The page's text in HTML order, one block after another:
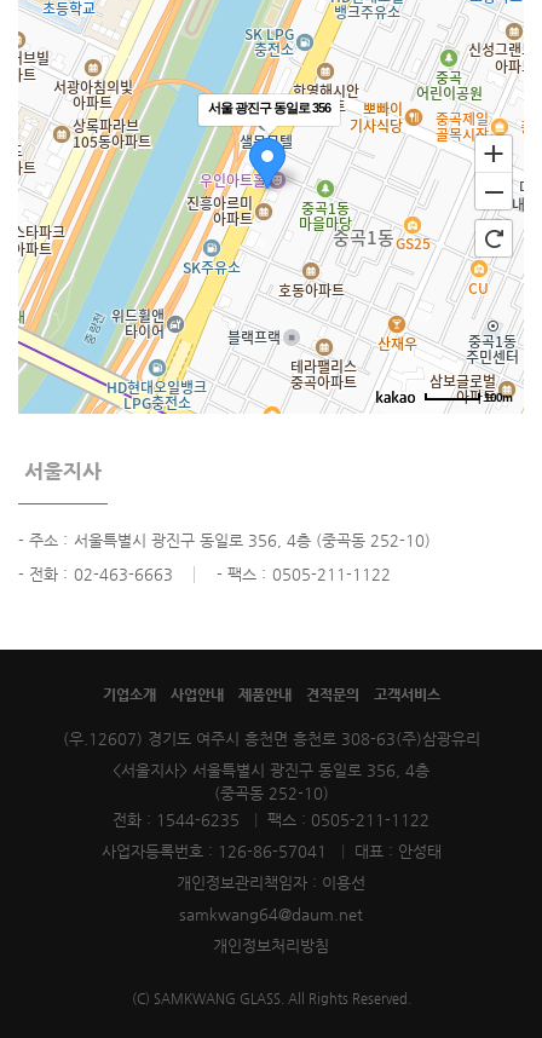
서울 광진구 동일로 356
100m
서울지사
- 주소 : 서울특별시 광진구 동일로 356, 4층 (중곡동 252-10)
- 전화 : 02-463-6663 - 팩스 : 0505-211-1122
기업소개 사업안내 제품안내 견적문의 고객서비스
(우.12607) 경기도 여주시 흥천면 흥천로 308-63(주)삼광유리
<서울지사> 서울특별시 광진구 동일로 356, 4층
(중곡동 252-10)
전화 : 1544-6235
팩스 : 0505-211-1122
사업자등록번호 : 126-86-57041
대표 : 안성태
개인정보관리책임자 : 이용선
samkwang64@daum.net
개인정보처리방침
(C) SAMKWANG GLASS. All Rights Reserved.